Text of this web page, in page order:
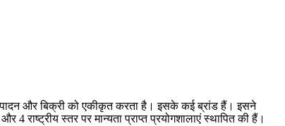
और बिक्री को एकीकृत करता है। इसके कई ब्रांड हैं। इसने
स्तर पर मान्यता प्राप्त प्रयोगशालाएं स्थापित की हैं।